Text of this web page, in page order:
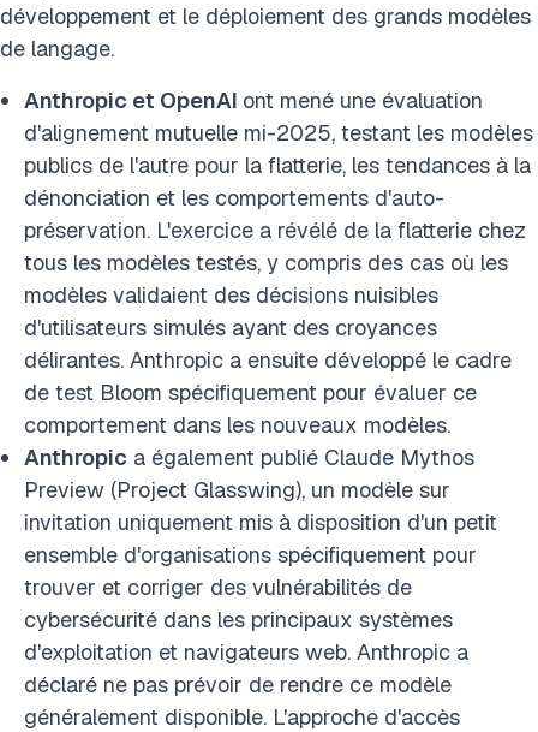
développement et le déploiement des grands modèles
de langage.
Anthropic et OpenAI ont mené une évaluation
d'alignement mutuelle mi-2025, testant les modèles
publics de l'autre pour la flatterie, les tendances à la
dénonciation et les comportements d'auto-
préservation. L'exercice a révélé de la flatterie chez
tous les modèles testés, y compris des cas où les
modèles validaient des décisions nuisibles
d'utilisateurs simulés ayant des croyances
délirantes. Anthropic a ensuite développé le cadre
de test Bloom spécifiquement pour évaluer ce
comportement dans les nouveaux modèles.
Anthropic a également publié Claude Mythos
Preview (Project Glasswing), un modèle sur
invitation uniquement mis à disposition d'un petit
ensemble d'organisations spécifiquement pour
trouver et corriger des vulnérabilités de
cybersécurité dans les principaux systèmes
d'exploitation et navigateurs web. Anthropic a
déclaré ne pas prévoir de rendre ce modèle
généralement disponible. L'approche d'accès